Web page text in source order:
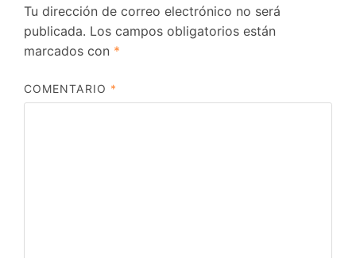
Tu dirección de correo electrónico no será
publicada. Los campos obligatorios están
marcados con *
COMENTARIO *